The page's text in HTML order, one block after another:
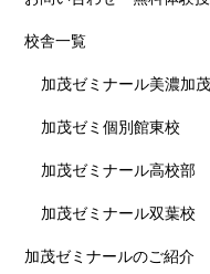
校舎一覧
加茂ゼミナール美濃加
加茂ゼミ個別館東校
加茂ゼミナール高校部
加茂ゼミナール双葉校
加茂ゼミナールのご紹介